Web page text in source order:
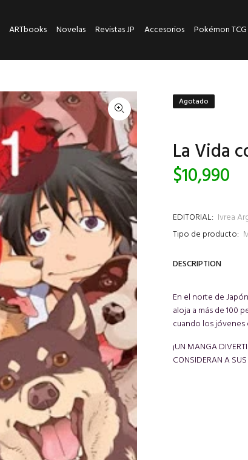
ARTbooks Novelas Revistas JP Accesorios Pokémon TCG
Agotado
La Vida
$10,990
EDITORIAL: Ivrea
Tipo de producto:
DESCRIPTION
En el norte de
aloja a más de 100
cuando los
¡UN MANGA
CONSIDERAN A